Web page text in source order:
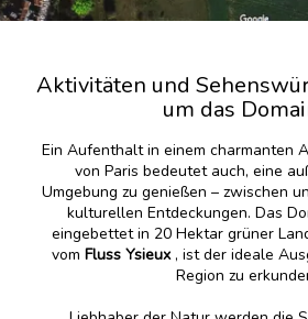
Aktivitäten und
um das
Ein Aufenthalt in einem charmanten
von Paris bedeutet auch, eine
Umgebung zu genießen – zwischen
kulturellen Entdeckungen. Das
eingebettet in 20 Hektar grüner
vom Fluss Ysieux, ist der ideale
Region zu